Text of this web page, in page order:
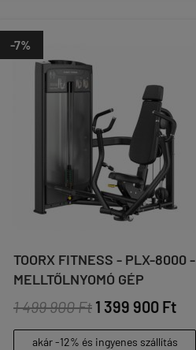
-7%
TOORX FITNESS - PLX-8000 -
MELLTŐLNYOMÓ GÉP
1 499 900 Ft 1 399 900 Ft
akár -12% és ingyenes szállítás